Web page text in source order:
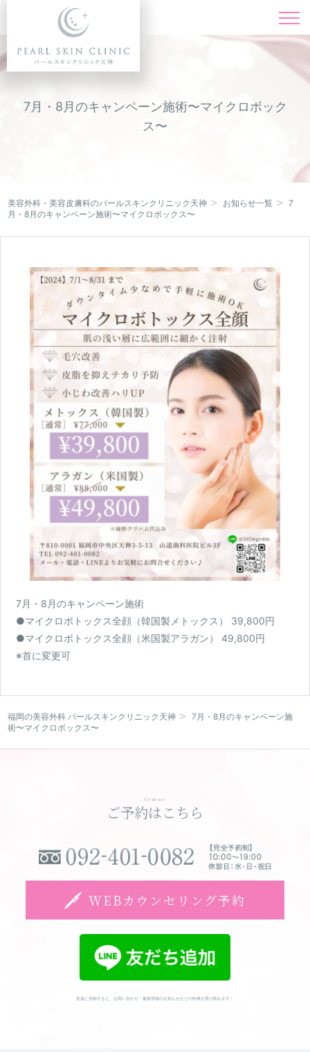
Price
ドクター紹介
キャンペーン
Campaign
オンライン診療
ブログ
Blog
ENGLISH
Clinic
Online Shop
7月・8月のキャンペーン施術〜マイクロボック
ス〜
美容外科・美容皮膚科のパールスキンクリニック天神 お知らせ一覧
7
月・8月のキャンペーン施術〜マイクロボックス〜
7月・8月のキャンペーン施術
●マイクロボトックス全顔（韓国製メトックス） 39,800円
●マイクロボトックス全顔（米国製アラガン） 49,800円
※首に変更可
福岡の美容外科 パールスキンクリニック天神
7月・8月のキャンペーン施
術〜マイクロボックス〜
Contact
ご予約はこちら
WEBカウンセリング予約
友達に登録すると、お問い合わせ・最新情報のお知らせなどの特典が受け取れます！